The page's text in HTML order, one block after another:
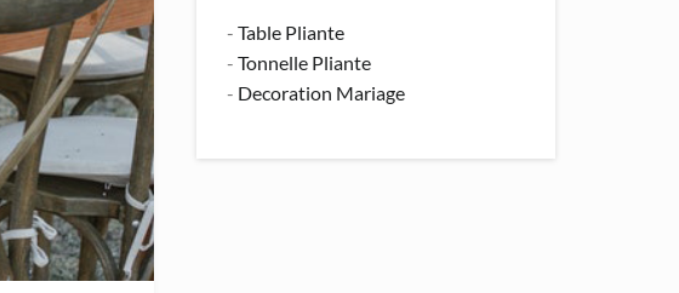
-Table Pliante
-Tonnelle Pliante
- Decoration Mariage